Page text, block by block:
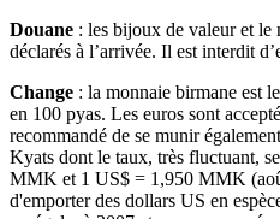
Douane : les bijoux de valeur et le
déclarés à l’arrivée. Il est interdit
Change : la monnaie birmane est
en 100 pyas. Les euros sont
recommandé de se munir
Kyats dont le taux, très fluctuant,
MMK et 1 US$ = 1,950 MMK
d'emporter des dollars US en